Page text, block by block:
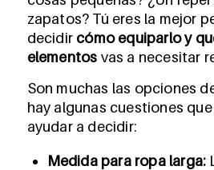
zapatos? Tú eres la mejor
decidir cómo equiparlo y
elementos vas a necesitar
Son muchas las opciones
hay algunas cuestiones
ayudar a decidir:
Medida para ropa larga: